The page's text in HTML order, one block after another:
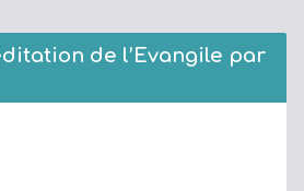
de l’Evangile par